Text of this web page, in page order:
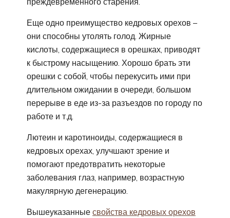
Еще одно преимущество кедровых орехов –
они способны утолять голод. Жирные
кислоты, содержащиеся в орешках, приводят
к быстрому насыщению. Хорошо брать эти
орешки с собой, чтобы перекусить ими при
длительном ожидании в очереди, большом
перерыве в еде из-за разъездов по городу по
работе и т.д.
Лютеин и каротиноиды, содержащиеся в
кедровых орехах, улучшают зрение и
помогают предотвратить некоторые
заболевания глаз, например, возрастную
макулярную дегенерацию.
Вышеуказанные свойства кедровых орехов